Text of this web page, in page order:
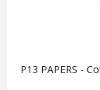
P13 PAPERS -